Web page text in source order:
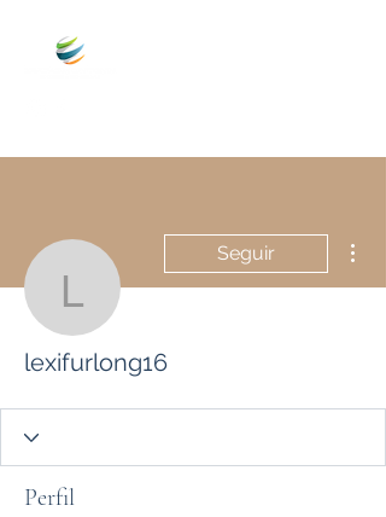
lexifurlong16
Seguir
lexifurlong16
Perfil